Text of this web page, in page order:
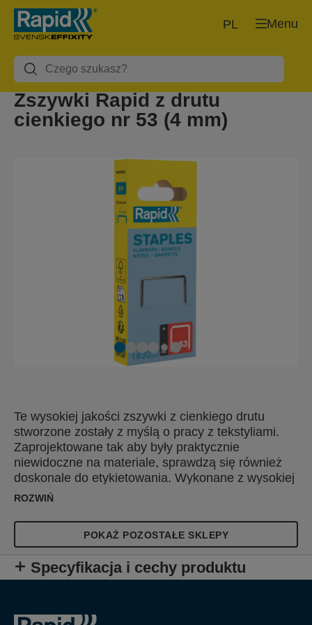
Menu
PL
Zszywki Rapid z drutu
cienkiego nr 53 (4 mm)
Te wysokiej jakości zszywki z cienkiego drutu
stworzone zostały z myślą o pracy z tekstyliami.
Zaprojektowane tak aby były praktycznie
niewidoczne na materiale, sprawdzą się również
doskonale do etykietowania. Wykonane z wysokiej
jakości, precyzyjnie ciętego galwanizowanego
wersji ze stali nierdzewnej.
ROZWIŃ
POKAŻ POZOSTAŁE SKLEPY
Specyfikacja i cechy produktu